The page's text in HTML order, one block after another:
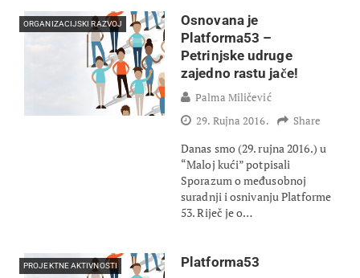
ORGANIZACIJSKI RAZVOJ
Osnovana je
Platforma53 –
Petrinjske udruge
zajedno rastu jače!
Palma Miličević
29. Rujna 2016.
Share
Danas smo (29. rujna 2016.) u
“Maloj kući” potpisali
Sporazum o međusobnoj
suradnji i osnivanju Platforme
53. Riječ je o…
PROJEKTNE AKTIVNOSTI Platforma53